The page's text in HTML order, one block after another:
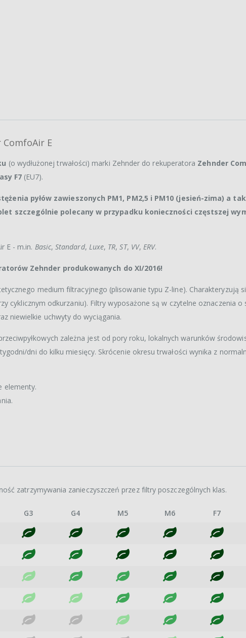
E
(o wydłużonej trwałości) marki Zehnder do rekuperatora Zehnder
F7(EU7).
pyłów zawieszonych PM1, PM2,5 i PM10 (jesień-zima) a
szczególnie polecany w przypadku konieczności częstszej
E - m.in. Basic,Standard, Luxe, TR,ST, VV, ERV.
Zehnder produkowanych do XI/2016!
medium filtracyjnego (plisowanie typu Z-line). Charakteryzują
cyklicznym odkurzaniu). Filtry wyposażone są w czytelne oznaczenia o
niewielkie uchwyty do wyciągania.
zależna jest od pory roku, lokalnych warunków
dni do kilku miesięcy. Skrócenie okresu trwałości wynika z
elementy.
zatrzymywania zanieczyszczeń przez filtry poszczególnych klas.
G3 G4 M5 M6 F7